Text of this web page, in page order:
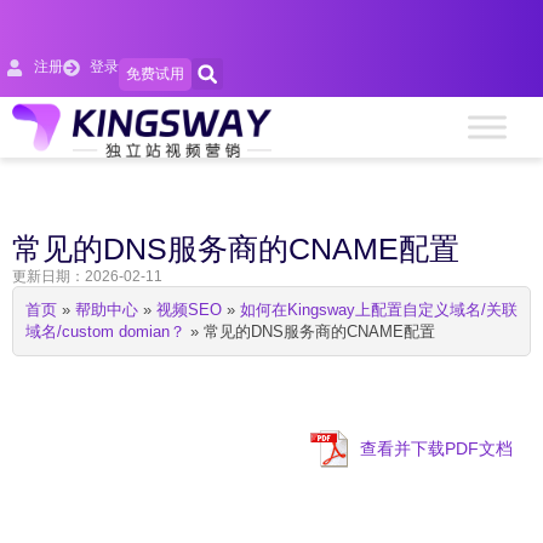
注册 登录 免费试用
常见的DNS服务商的CNAME配置
更新日期：2026-02-11
首页 » 帮助中心 » 视频SEO » 如何在Kingsway上配置自定义域名/关联
域名/custom domian？ » 常见的DNS服务商的CNAME配置
查看并下载PDF文档